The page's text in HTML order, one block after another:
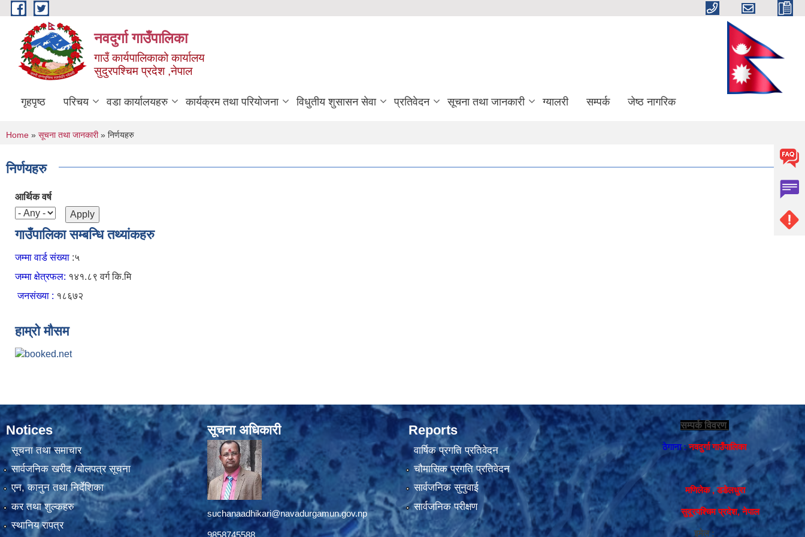
Skip to main content
नवदुर्गा गाउँपालिका
गाउँ कार्यपालिकाको कार्यालय
सुदुरपश्चिम प्रदेश ,नेपाल
गृहपृष्ठ परिचय वडा कार्यालयहरु कार्यक्रम तथा परियोजना विधुतीय शुसासन सेवा प्रतिवेदन सूचना तथा जानकारी ग्यालरी सम्पर्क जेष्ठ नागरिक
You are here
Home » सूचना तथा जानकारी» निर्णयहरु
निर्णयहरु
आर्थिक वर्ष
गाउँपालिका सम्बन्धि तथ्यांकहरु
जम्मा वार्ड संख्या :५
जम्मा क्षेत्रफल: १४१.८९ वर्ग कि.मि
जनसंख्या : १८६७२
हाम्रो मौसम
Notices
सूचना तथा समाचार
सार्वजनिक खरीद /बोलपत्र सूचना
एन, कानुन तथा निर्देशिका
कर तथा शुल्कहरु
स्थानिय रापत्र
सूचना अधिकारी
suchanaadhikari@navadurgamun.gov.np
Reports
वार्षिक प्रगति प्रतिवेदन
चौमासिक प्रगति प्रतिवेदन
सार्वजनिक सुनुवाई
सार्वजनिक परीक्षण
सम्पर्क विवरण
ठेगाना :नवदुर्गा गाउँपालिका
मणिलेक , डडेलधुरा
सुदूरपश्चिम प्रदेश, नेपाल
इमेल :